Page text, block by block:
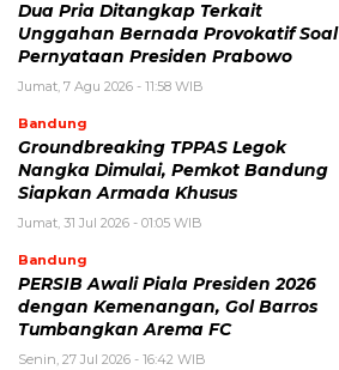
Dua Pria Ditangkap Terkait
Unggahan Bernada Provokatif Soal
Pernyataan Presiden Prabowo
Jumat, 7 Agu 2026 - 11:58 WIB
Bandung
Groundbreaking TPPAS Legok
Nangka Dimulai, Pemkot Bandung
Siapkan Armada Khusus
Jumat, 31 Jul 2026 - 01:05 WIB
Bandung
PERSIB Awali Piala Presiden 2026
dengan Kemenangan, Gol Barros
Tumbangkan Arema FC
Senin, 27 Jul 2026 - 16:42 WIB